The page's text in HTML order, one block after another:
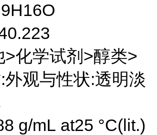
>化学试剂>醇类>
外观与性状:透明淡
g/mL at25 °C(lit.)